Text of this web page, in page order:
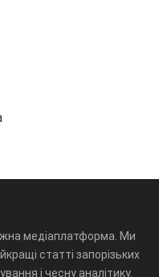
медіаплатформа. Ми
статті запорізьких
і чесну аналітику.